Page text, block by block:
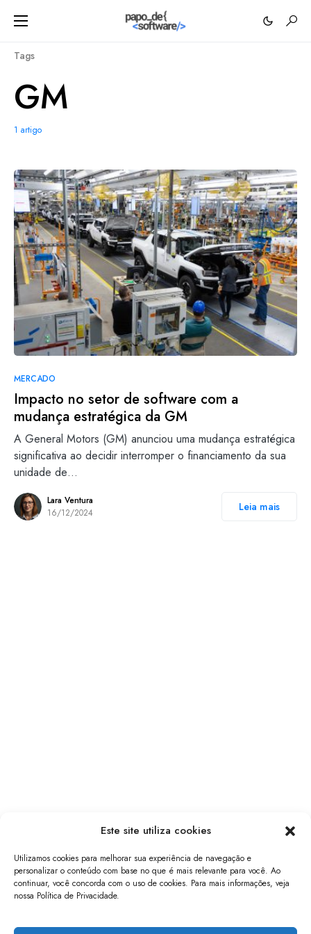
Este site utiliza cookies
Utilizamos cookies para melhorar sua experiência de navegação e
personalizar o conteúdo com base no que é mais relevante para você. Ao
continuar, você concorda com o uso de cookies. Para mais informações, veja
nossa Política de Privacidade.
Tags
GM
1 artigo
MERCADO
Impacto no setor de software com a
mudança estratégica da GM
A General Motors (GM) anunciou uma mudança estratégica
significativa ao decidir interromper o financiamento da sua
unidade de…
Lara Ventura
16/12/2024
Leia mais